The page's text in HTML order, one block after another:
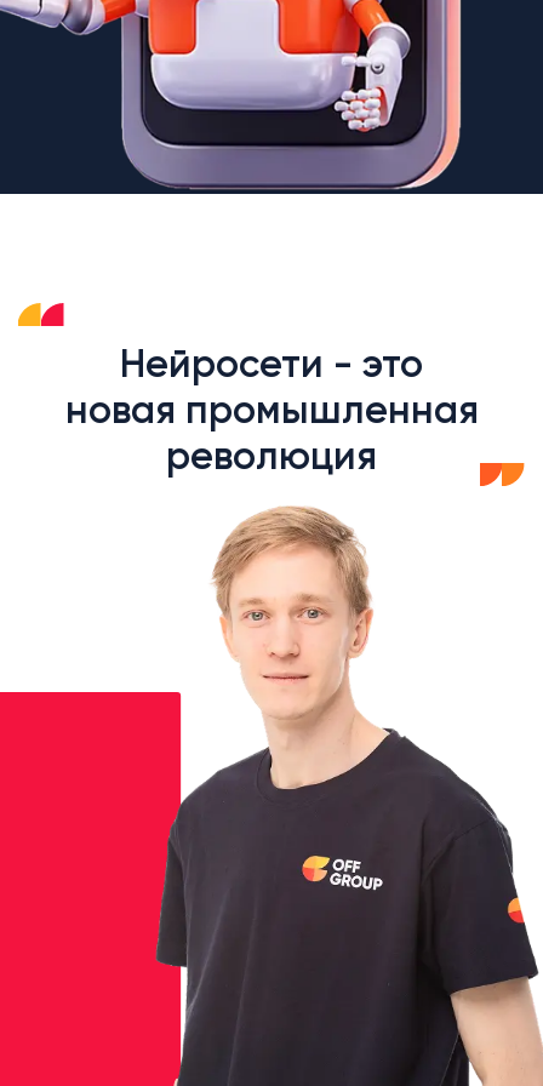
Нейросети - это
новая промышленная
революция